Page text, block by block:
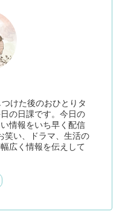
けた後のおひとりタ
の日課です。今日の
情報をいち早く配信
笑い、ドラマ、生活の
広く情報を伝えして